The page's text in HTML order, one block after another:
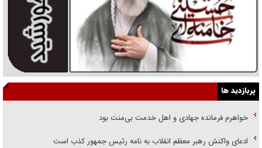
پربازدید ها
خواهرم فرمانده جهادی و اهل خدمت بی‌منت بود
ادعای واکنش رهبر معظم انقلاب به نامه رئیس جمهور کذب است